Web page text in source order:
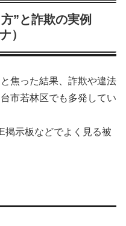
”と詐欺の実例
）
焦った結果、詐欺や違法
市若林区でも多発してい
掲示板などでよく見る被